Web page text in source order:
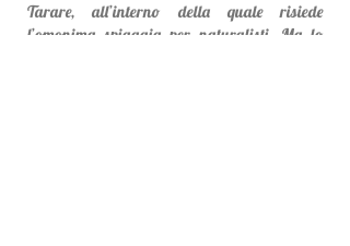
Tarare, all’interno della quale risiede
l’omonima spiaggia per naturalisti. Ma lo